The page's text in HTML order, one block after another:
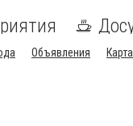
Объявления